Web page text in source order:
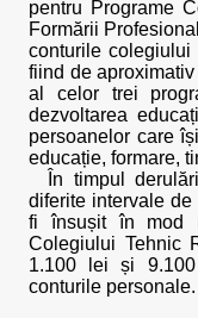
pentru Programe
Formării
conturile colegiului
fiind de
al celor trei
dezvoltarea
persoanelor care
educație, formare,
În timpul
diferite intervale
fi însușit în mod
Colegiului Tehnic
1.100 lei și
conturile personale.